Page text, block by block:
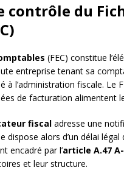
contrôle du
(FEC) constitue
entreprise tenant sa
à l’administration fiscale. Le
de facturation alimentent
fiscal adresse une
dispose alors d’un délai
encadré par l’article A.47
et leur structure.